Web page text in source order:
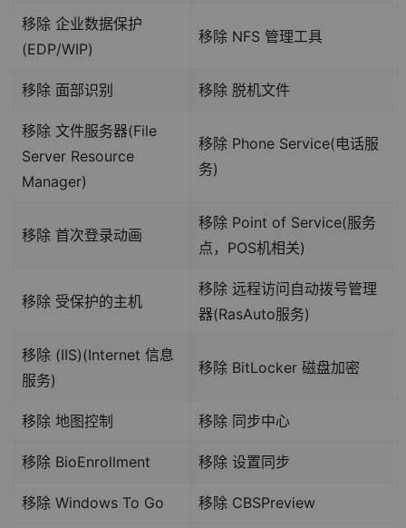
移除 企业数据保护
(EDP/WIP)
移除 NFS 管理工具
移除 面部识别 移除 脱机文件
移除 文件服务器(File
Server Resource
Manager)
移除 Phone Service(电话服
务)
移除 首次登录动画
移除 Point of Service(服务
点，POS机相关)
移除 受保护的主机
移除 远程访问自动拨号管理
器(RasAuto服务)
移除 (IIS)(Internet 信息
服务)
移除 BitLocker 磁盘加密
移除 地图控制 移除 同步中心
移除 BioEnrollment 移除 设置同步
移除 Windows To Go 移除 CBSPreview